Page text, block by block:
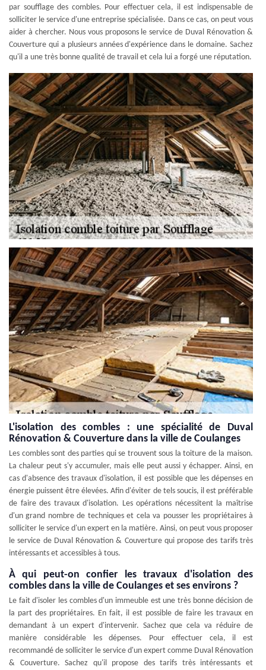
par soufflage des combles. Pour effectuer cela, il est indispensable de
solliciter le service d'une entreprise spécialisée. Dans ce cas, on peut vous
aider à chercher. Nous vous proposons le service de Duval Rénovation &
Couverture qui a plusieurs années d'expérience dans le domaine. Sachez
qu'il a une très bonne qualité de travail et cela lui a forgé une réputation.
L'isolation des combles : une spécialité de Duval
Rénovation & Couverture dans la ville de Coulanges
Les combles sont des parties qui se trouvent sous la toiture de la maison.
La chaleur peut s'y accumuler, mais elle peut aussi y échapper. Ainsi, en
cas d'absence des travaux d'isolation, il est possible que les dépenses en
énergie puissent être élevées. Afin d'éviter de tels soucis, il est préférable
de faire des travaux d'isolation. Les opérations nécessitent la maîtrise
d'un grand nombre de techniques et cela va pousser les propriétaires à
solliciter le service d'un expert en la matière. Ainsi, on peut vous proposer
le service de Duval Rénovation & Couverture qui propose des tarifs très
intéressants et accessibles à tous.
À qui peut-on confier les travaux d'isolation des
combles dans la ville de Coulanges et ses environs ?
Le fait d'isoler les combles d'un immeuble est une très bonne décision de
la part des propriétaires. En fait, il est possible de faire les travaux en
demandant à un expert d'intervenir. Sachez que cela va réduire de
manière considérable les dépenses. Pour effectuer cela, il est
recommandé de solliciter le service d'un expert comme Duval Rénovation
& Couverture. Sachez qu'il propose des tarifs très intéressants et